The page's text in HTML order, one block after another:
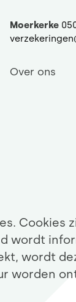
Moerkerke
Over ons
wordt
wordt
worden